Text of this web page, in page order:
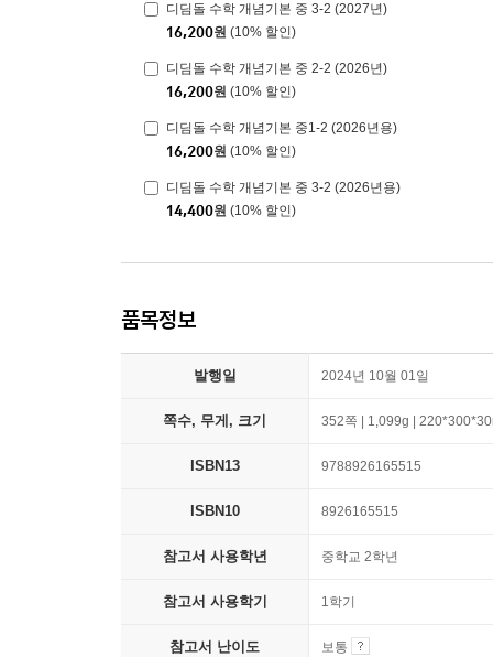
디딤돌 수학 개념기본 중 3-2 (2027년)
16,200원 (10% 할인)
디딤돌 수학 개념기본 중 2-2 (2026년)
16,200원 (10% 할인)
디딤돌 수학 개념기본 중1-2 (2026년용)
16,200원 (10% 할인)
디딤돌 수학 개념기본 중 3-2 (2026년용)
14,400원 (10% 할인)
품목정보
발행일 2024년 10월 01일
쪽수, 무게, 크기 352쪽 | 1,099g |
ISBN13 9788926165515
ISBN10 8926165515
참고서 사용학년 중학교 2학년
참고서 사용학기 1학기
참고서 난이도 보통